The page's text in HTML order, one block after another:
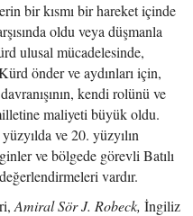
bir kısmı bir hareket içinde
oldu veya düşmanla
ulusal mücadelesinde,
önder ve aydınları için,
kendi rolünü ve
maliyeti büyük oldu.
ve 20. yüzyılın
ve bölgede görevli Batılı
vardır.
Amiral Sör J. Robeck, İngiliz